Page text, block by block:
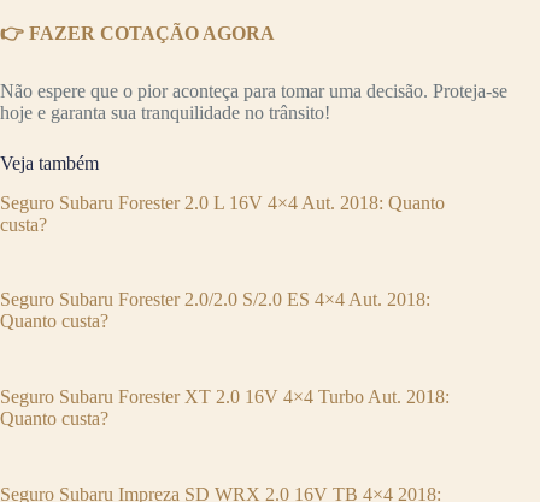
👉 FAZER COTAÇÃO AGORA
Não espere que o pior aconteça para tomar uma decisão. Proteja-se
hoje e garanta sua tranquilidade no trânsito!
Veja também
Seguro Subaru Forester 2.0 L 16V 4×4 Aut. 2018: Quanto
custa?
Seguro Subaru Forester 2.0/2.0 S/2.0 ES 4×4 Aut. 2018:
Quanto custa?
Seguro Subaru Forester XT 2.0 16V 4×4 Turbo Aut. 2018:
Quanto custa?
Seguro Subaru Impreza SD WRX 2.0 16V TB 4×4 2018: